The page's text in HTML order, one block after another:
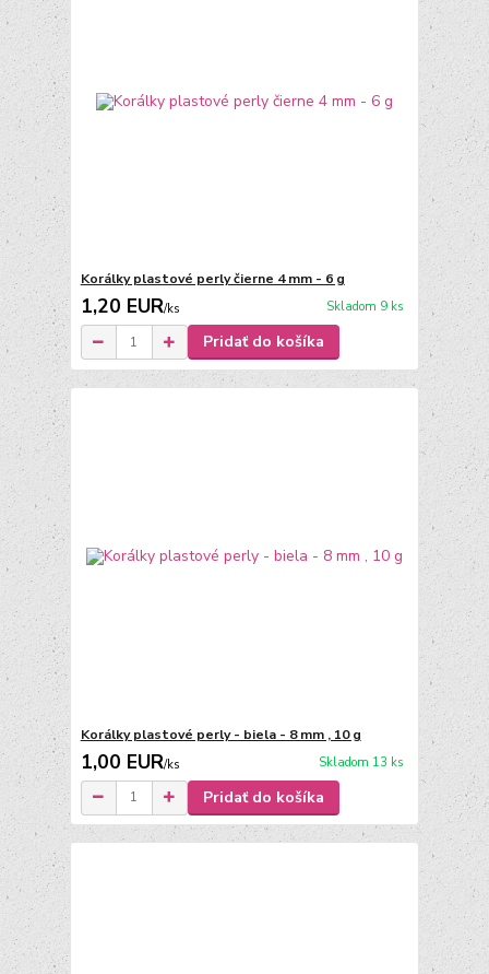
Korálky plastové perly čierne 4 mm - 6 g
1,20 EUR/ks Skladom 9 ks
Pridať do košíka
Korálky plastové perly - biela - 8 mm , 10 g
1,00 EUR/ks Skladom 13 ks
Pridať do košíka